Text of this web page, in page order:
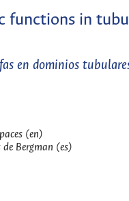
functions in
en dominios
(en)
Bergman (es)